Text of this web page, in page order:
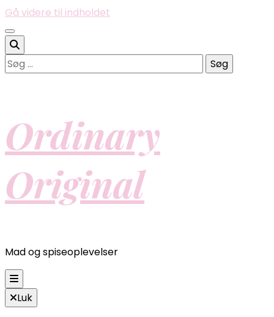
Gå videre til indholdet
Søg
efter:
Ordinary
Original
Mad og spiseoplevelser
Luk